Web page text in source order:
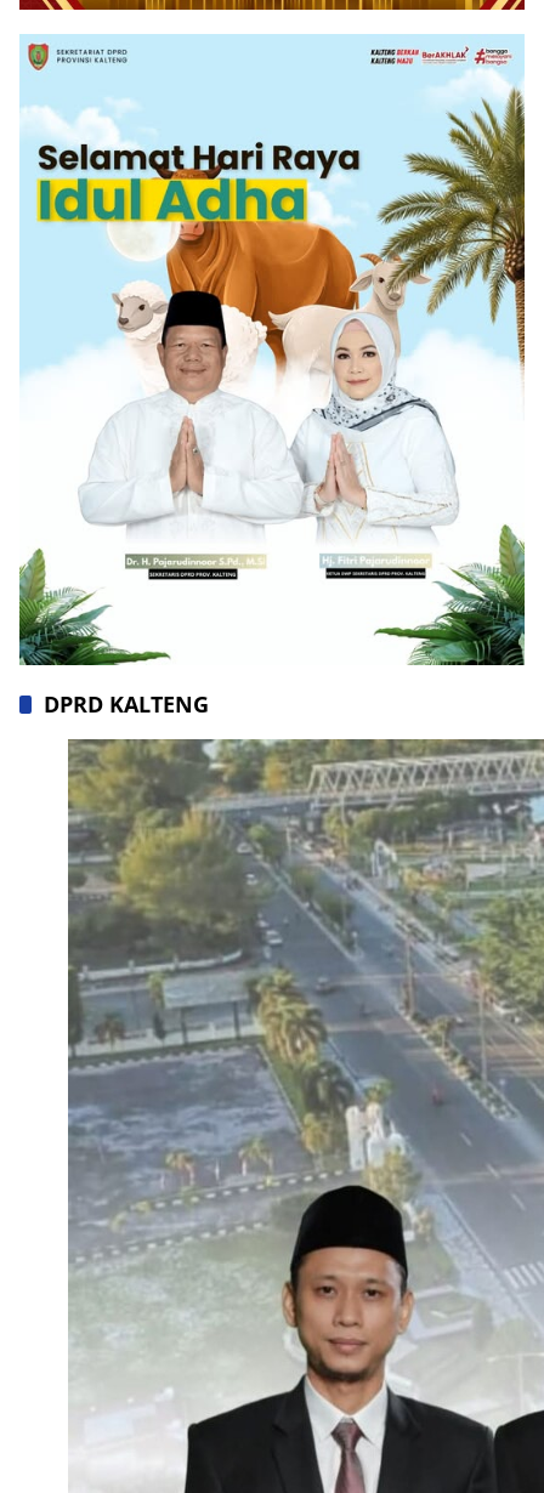
DPRD KALTENG